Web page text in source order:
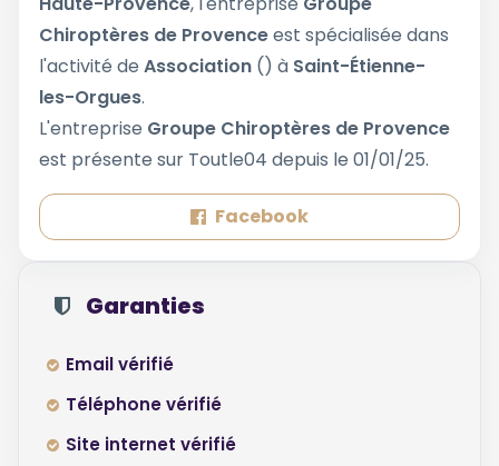
Chiroptères de Provenceest spécialisée dans
l'activité de Association () à Saint-Étienne-
les-Orgues.
L'entreprise Groupe Chiroptères de Provence
est présente sur Toutle04 depuis le 01/01/25.
Facebook
Garanties
Email vérifié
Téléphone vérifié
Site internet vérifié